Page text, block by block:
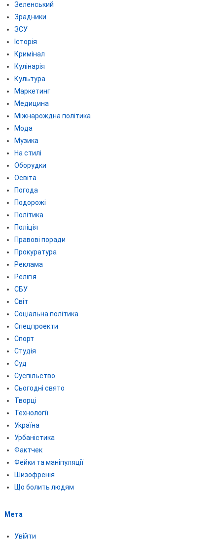
Зеленський
Зрадники
ЗСУ
Історія
Кримінал
Кулінарія
Культура
Маркетинг
Медицина
Міжнарождна політика
Мода
Музика
На стилі
Оборудки
Освіта
Погода
Подорожі
Політика
Поліція
Правові поради
Прокуратура
Реклама
Релігія
СБУ
Світ
Соціальна політика
Спецпроекти
Спорт
Студія
Суд
Суспільство
Сьогодні свято
Творці
Технології
Україна
Урбаністика
Фактчек
Фейки та маніпуляції
Шизофренія
Що болить людям
Мета
Увійти